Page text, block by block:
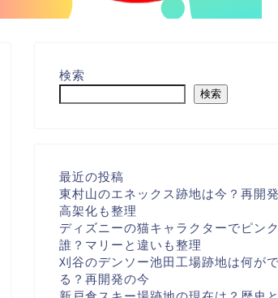
検索
検索
最近の投稿
東村山のエネックス跡地は今？再開
高架化も整理
ディズニーの猫キャラクターでピン
誰？マリーと違いも整理
刈谷のデンソー池田工場跡地は何が
る？再開発の今